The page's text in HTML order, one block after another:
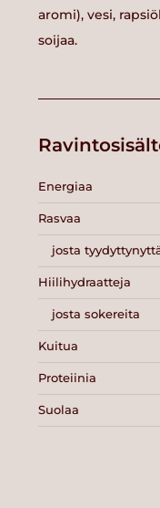
aromi), vesi,
soijaa.
Energiaa
Rasvaa
josta
Hiilihydraatteja
josta sokereita
Kuitua
Proteiinia
Suolaa